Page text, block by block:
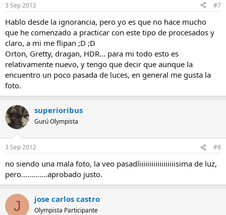
3 Sep 2012 #7
Hablo desde la ignorancia, pero yo es que no hace mucho
que he comenzado a practicar con este tipo de procesados y
claro, a mi me flipan ;D ;D
Orton, Gretty, dragan, HDR... para mi todo esto es
relativamente nuevo, y tengo que decir que aunque la
encuentro un poco pasada de luces, en general me gusta la
foto.
superioribus
Gurú Olympista
3 Sep 2012 #8
no siendo una mala foto, la veo pasadíiiiiiiiiiiiiiiiiiisima de luz,
pero.............aprobado justo.
J jose carlos castro
Olympista Participante